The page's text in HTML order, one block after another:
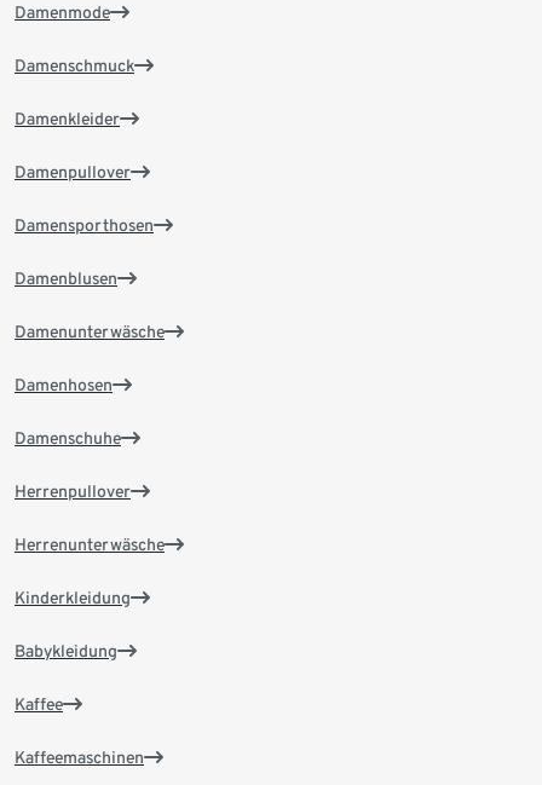
Damenmode
Damenschmuck
Damenkleider
Damenpullover
Damensporthosen
Damenblusen
Damenunterwäsche
Damenhosen
Damenschuhe
Herrenpullover
Herrenunterwäsche
Kinderkleidung
Babykleidung
Kaffee
Kaffeemaschinen